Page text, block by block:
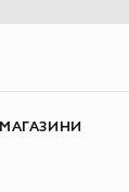
МАГАЗИНИ